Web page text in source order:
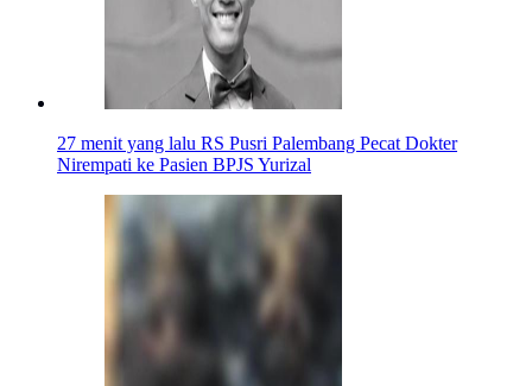
27 menit yang lalu RS Pusri Palembang Pecat Dokter
Nirempati ke Pasien BPJS Yurizal